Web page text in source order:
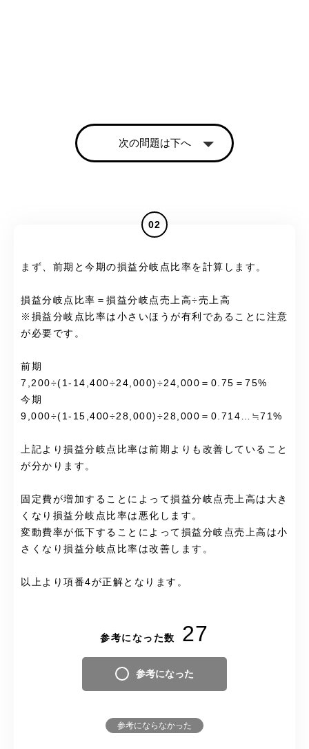
次の問題は下へ
02
まず、前期と今期の損益分岐点比率を計算します。
損益分岐点比率＝損益分岐点売上高÷売上高
※損益分岐点比率は小さいほうが有利であることに注意
が必要です。
前期
7,200÷(1-14,400÷24,000)÷24,000＝0.75＝75%
今期
9,000÷(1-15,400÷28,000)÷28,000＝0.714…≒71%
上記より損益分岐点比率は前期よりも改善していること
が分かります。
固定費が増加することによって損益分岐点売上高は大き
くなり損益分岐点比率は悪化します。
変動費率が低下することによって損益分岐点売上高は小
さくなり損益分岐点比率は改善します。
以上より項番4が正解となります。
参考になった数 27
参考になった
参考にならなかった